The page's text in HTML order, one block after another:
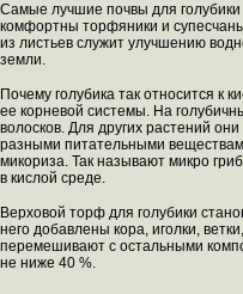
Самые лучшие почвы для голубики
комфортны торфяники и
из листьев служит улучшению
земли.
Почему голубика так относится к
ее корневой системы. На
волосков. Для других растений
разными питательными
микориза. Так называют микро
в кислой среде.
Верховой торф для голубики
него добавлены кора, иголки,
перемешивают с остальными
не ниже 40 %.